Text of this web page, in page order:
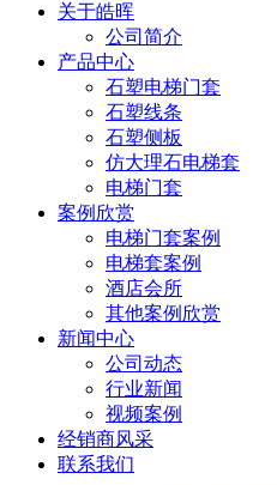
关于皓晖
公司简介
产品中心
石塑电梯门套
石塑线条
石塑侧板
仿大理石电梯套
电梯门套
案例欣赏
电梯门套案例
电梯套案例
酒店会所
其他案例欣赏
新闻中心
公司动态
行业新闻
视频案例
经销商风采
联系我们